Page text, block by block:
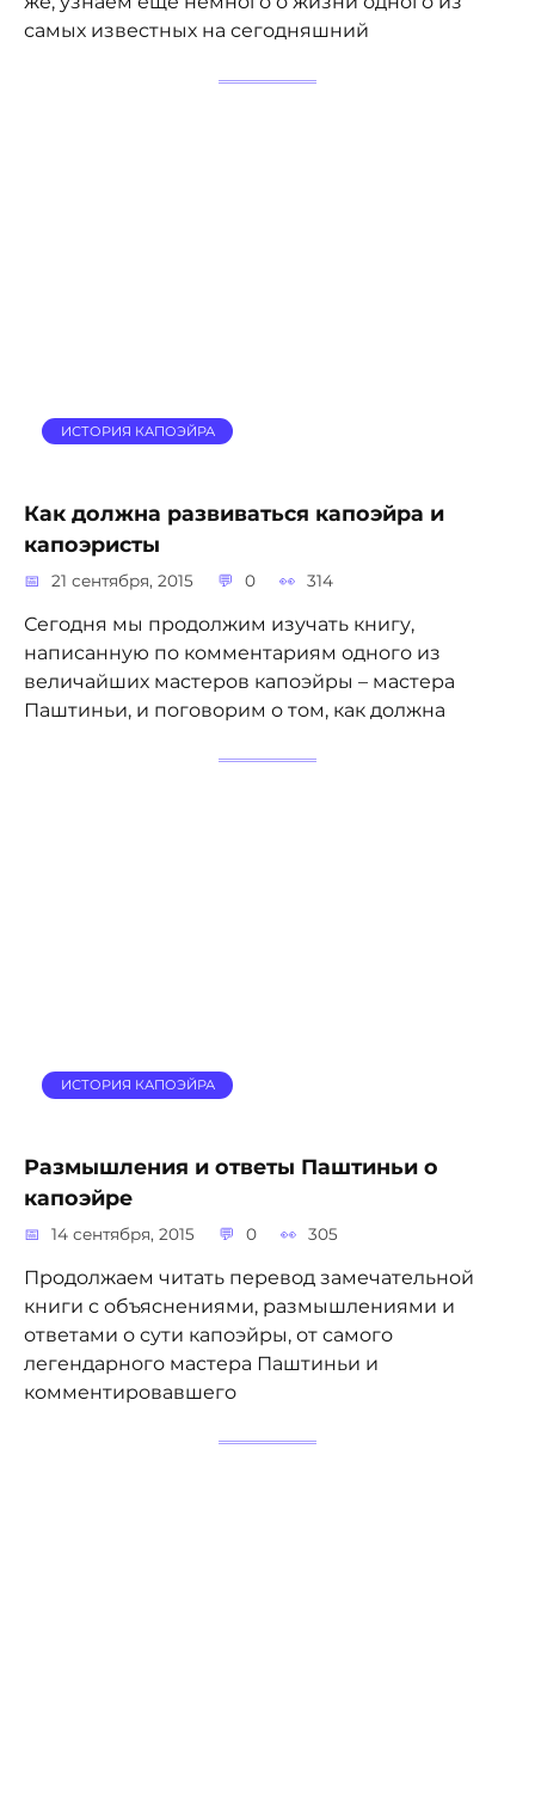
самых известных на сегодняшний
ИСТОРИЯ КАПОЭЙРА
Как должна развиваться капоэйра и
капоэристы
21 сентября, 2015 0 314
Сегодня мы продолжим изучать книгу,
написанную по комментариям одного из
величайших мастеров капоэйры – мастера
Паштиньи, и поговорим о том, как должна
ИСТОРИЯ КАПОЭЙРА
Размышления и ответы Паштиньи о
капоэйре
14 сентября, 2015 0 305
Продолжаем читать перевод замечательной
книги с объяснениями, размышлениями и
ответами о сути капоэйры, от самого
легендарного мастера Паштиньи и
комментировавшего